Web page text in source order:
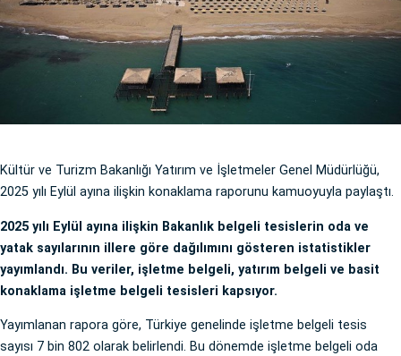
Kültür ve Turizm Bakanlığı Yatırım ve İşletmeler Genel Müdürlüğü,
2025 yılı Eylül ayına ilişkin konaklama raporunu kamuoyuyla paylaştı.
2025 yılı Eylül ayına ilişkin Bakanlık belgeli tesislerin oda ve
yatak sayılarının illere göre dağılımını gösteren istatistikler
yayımlandı. Bu veriler, işletme belgeli, yatırım belgeli ve basit
konaklama işletme belgeli tesisleri kapsıyor.
Yayımlanan rapora göre, Türkiye genelinde işletme belgeli tesis
sayısı 7 bin 802 olarak belirlendi. Bu dönemde işletme belgeli oda